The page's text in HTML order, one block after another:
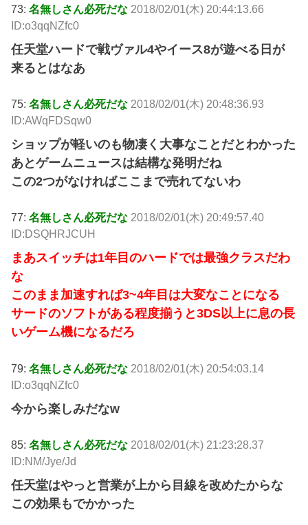
73:名無しさん必死だな 2018/02/01(木) 20:44:13.66
ID:o3qqNZfc0
任天堂ハードで戦ヴァル4やイース8が遊べる日が
来るとはなあ
75:名無しさん必死だな 2018/02/01(木) 20:48:36.93
ID:AWqFDSqw0
ショップが軽いのも物凄く大事なことだとわかった
あとゲームニュースは結構な発明だね
この2つがなければここまで売れてないわ
77:名無しさん必死だな 2018/02/01(木) 20:49:57.40
ID:DSQHRJCUH
まあスイッチは1年目のハードでは最強クラスだわ
な
このまま加速すれば3~4年目は大変なことになる
サードのソフトがある程度揃うと3DS以上に息の長
いゲーム機になるだろ
79:名無しさん必死だな 2018/02/01(木) 20:54:03.14
ID:o3qqNZfc0
今から楽しみだなw
85:名無しさん必死だな 2018/02/01(木) 21:23:28.37
ID:NM/Jye/Jd
任天堂はやっと営業が上から目線を改めたからな
この効果もでかかった